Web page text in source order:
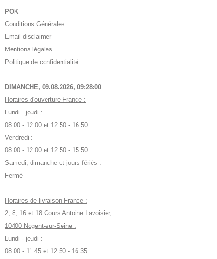
POK
Conditions Générales
Email disclaimer
Mentions légales
Politique de confidentialité
DIMANCHE, 09.08.2026, 09:28:01
Horaires d'ouverture France :
Lundi - jeudi :
08:00 - 12:00 et 12:50 - 16:50
Vendredi :
08:00 - 12:00 et 12:50 - 15:50
Samedi, dimanche et jours fériés :
Fermé
Horaires de livraison France :
2, 8, 16 et 18 Cours Antoine Lavoisier,
10400 Nogent-sur-Seine :
Lundi - jeudi :
08:00 - 11:45 et 12:50 - 16:35